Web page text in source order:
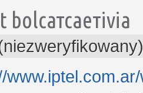
bolсатсаетivia